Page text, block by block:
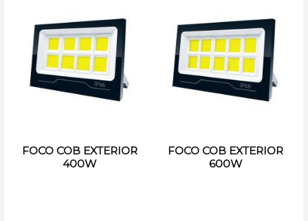
FOCO COB EXTERIOR
400W
FOCO COB EXTERIOR
600W